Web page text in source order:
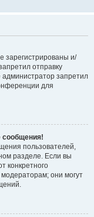
зарегистрированы и/
отправку
запретил
для
пользователей,
разделе. Если вы
конкретного
они могут